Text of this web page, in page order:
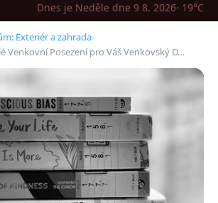
Dnes je Neděle dne 9 8. 2026· 19°C
Exteriér a zahrada›
Venkovní Posezení pro Váš Venkovský D…